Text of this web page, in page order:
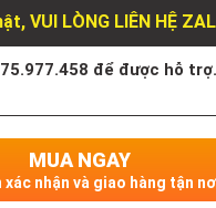
VUI LÒNG LIÊN HỆ
để được hỗ
MUA NGAY
xác nhận và giao hàng tận